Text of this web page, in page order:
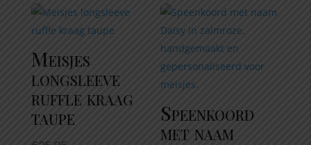
Meisjes
longsleeve
ruffle kraag
taupe Speenkoord
met naam